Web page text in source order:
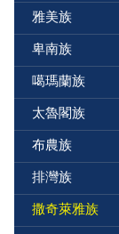
雅美族
卑南族
噶瑪蘭族
太魯閣族
布農族
排灣族
撒奇萊雅族